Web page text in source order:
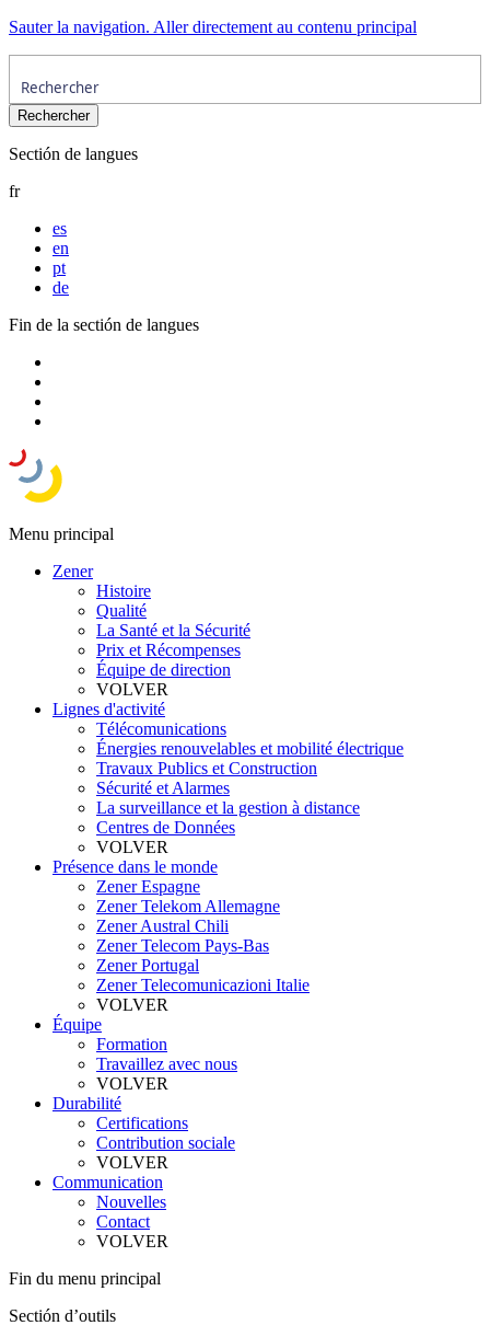
Sauter la navigation. Aller directement au contenu principal
Sectión de langues
fr
es
en
pt
de
Fin de la sectión de langues
Menu principal
Zener
Histoire
Qualité
La Santé et la Sécurité
Prix et Récompenses
Équipe de direction
VOLVER
Lignes d'activité
Télécomunications
Énergies renouvelables et mobilité électrique
Travaux Publics et Construction
Sécurité et Alarmes
La surveillance et la gestion à distance
Centres de Données
VOLVER
Présence dans le monde
Zener Espagne
Zener Telekom Allemagne
Zener Austral Chili
Zener Telecom Pays-Bas
Zener Portugal
Zener Telecomunicazioni Italie
VOLVER
Équipe
Formation
Travaillez avec nous
VOLVER
Durabilité
Certifications
Contribution sociale
VOLVER
Communication
Nouvelles
Contact
VOLVER
Fin du menu principal
Sectión d’outils